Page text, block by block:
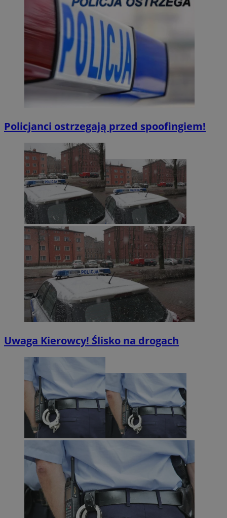
Policjanci ostrzegają przed spoofingiem!
Uwaga Kierowcy! Ślisko na drogach